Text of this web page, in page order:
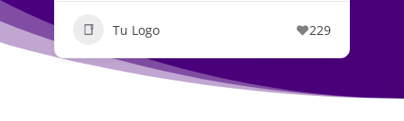
Tu Logo 229